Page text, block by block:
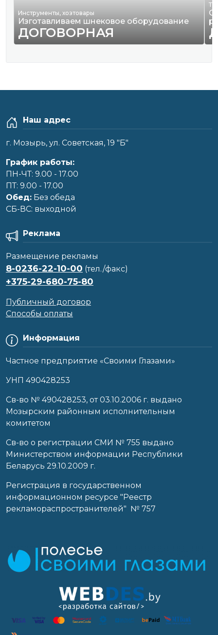
Инструменты, хозтовары
Изготавливаем шнековое оборудование
ДОГОВОРНАЯ
Наш адрес
г. Мозырь, ул. Советская, 19 "Б"
График работы:
ПН-ЧТ: 9.00 - 17.00
ПТ: 9.00 - 17.00
Обед: Без обеда
CБ-ВС: выходной
Информация
Частное предприятие «Своими Глазами»
УНП 490428253
Cв-во № 490428253, от 03.10.2006 г. выдано
Мозырским районным исполнительным
комитетом
Св-во о регистрации СМИ № 755 выдано
Министерством информации Республики
Беларусь 29.10.2009 г.
Регистрация в государственном
информационном ресурсе "Реестр
рекламораспространителей" № 757
Реклама
Размещение рекламы
8-0236-22-10-00 (тел./факс)
+375-29-680-75-80
Публичный договор
Способы оплаты